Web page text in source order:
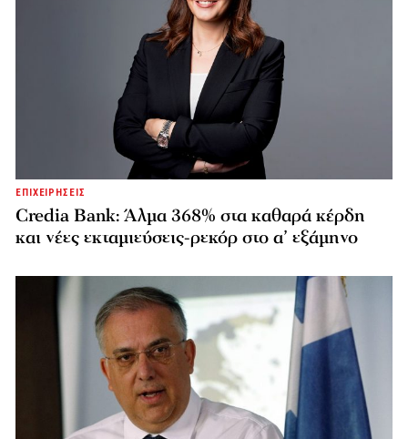
ΕΠΙΧΕΙΡΗΣΕΙΣ
Credia Bank: Άλμα 368% στα καθαρά κέρδη
και νέες εκταμιεύσεις-ρεκόρ στο α’ εξάμηνο